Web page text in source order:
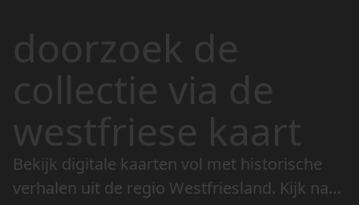
doorzoek de
collectie via de
westfriese kaart
Bekijk digitale kaarten vol met historische
verhalen uit de regio Westfriesland. Kijk naar